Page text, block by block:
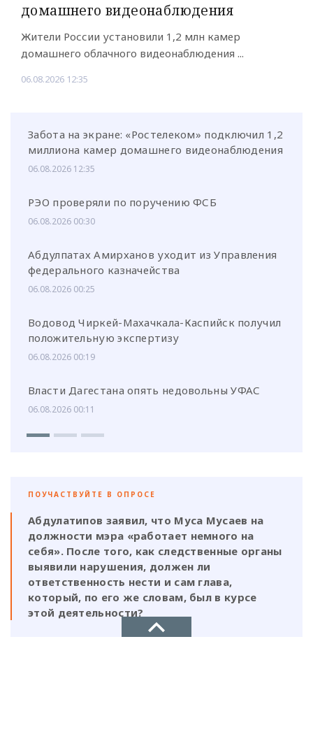
домашнего видеонаблюдения
Жители России установили 1,2 млн камер
домашнего облачного видеонаблюдения ...
06.08.2026 12:35
Забота на экране: «Ростелеком» подключил 1,2
миллиона камер домашнего видеонаблюдения
06.08.2026 12:35
РЭО проверяли по поручению ФСБ
06.08.2026 00:30
Абдулпатах Амирханов уходит из Управления
федерального казначейства
06.08.2026 00:25
Водовод Чиркей-Махачкала-Каспийск получил
положительную экспертизу
06.08.2026 00:19
Власти Дагестана опять недовольны УФАС
06.08.2026 00:11
ПОУЧАСТВУЙТЕ В ОПРОСЕ
Абдулатипов заявил, что Муса Мусаев на
должности мэра «работает немного на
себя». После того, как следственные органы
выявили нарушения, должен ли
ответственность нести и сам глава,
который, по его же словам, был в курсе
этой деятельности?